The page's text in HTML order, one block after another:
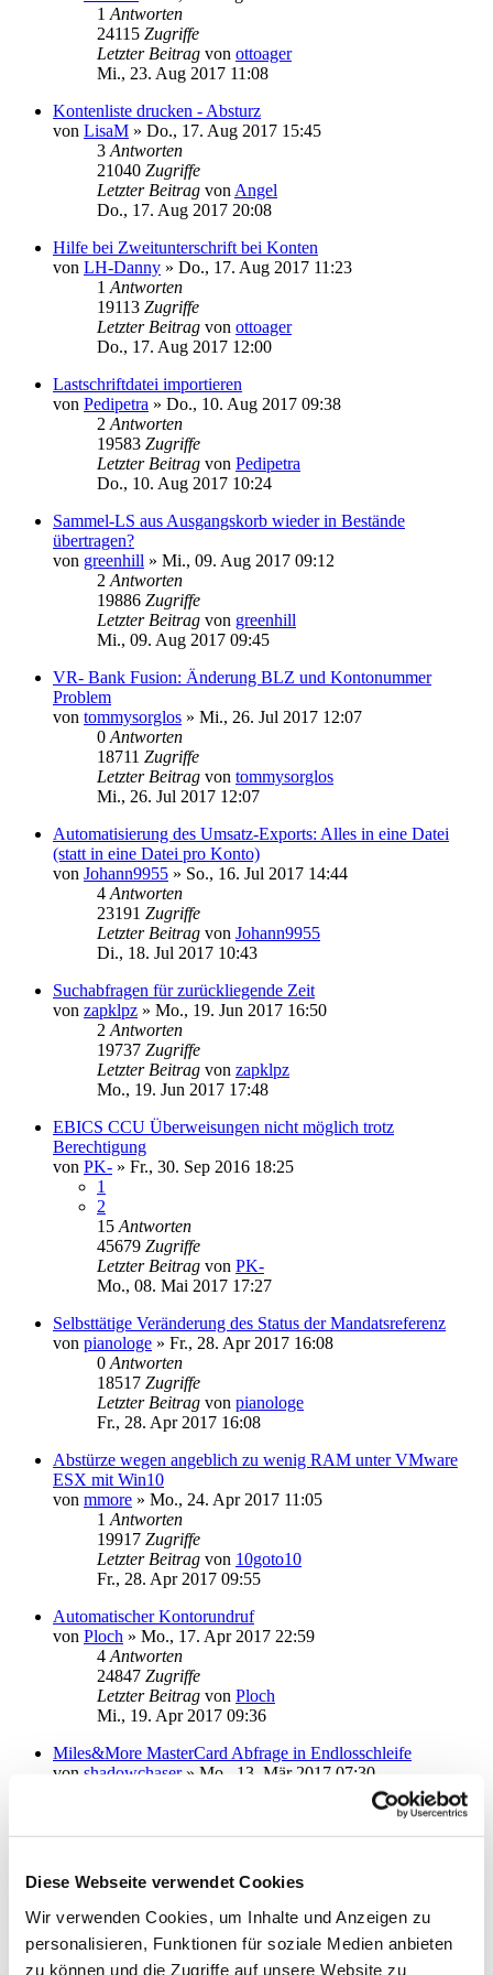
Diese Webseite verwendet Cookies
Wir verwenden Cookies, um Inhalte und Anzeigen zu
personalisieren, Funktionen für soziale Medien anbieten
zu können und die Zugriffe auf unsere Website zu
1 Antworten
24115 Zugriffe
Letzter Beitrag von ottoager
Mi., 23. Aug 2017 11:08
Kontenliste drucken - Absturz
von LisaM » Do., 17. Aug 2017 15:45
3 Antworten
21040 Zugriffe
Letzter Beitrag von Angel
Do., 17. Aug 2017 20:08
Hilfe bei Zweitunterschrift bei Konten
von LH-Danny » Do., 17. Aug 2017 11:23
1 Antworten
19113 Zugriffe
Letzter Beitrag von ottoager
Do., 17. Aug 2017 12:00
Lastschriftdatei importieren
von Pedipetra » Do., 10. Aug 2017 09:38
2 Antworten
19583 Zugriffe
Letzter Beitrag von Pedipetra
Do., 10. Aug 2017 10:24
Sammel-LS aus Ausgangskorb wieder in Bestände
übertragen?
von greenhill » Mi., 09. Aug 2017 09:12
2 Antworten
19886 Zugriffe
Letzter Beitrag von greenhill
Mi., 09. Aug 2017 09:45
VR- Bank Fusion: Änderung BLZ und Kontonummer
Problem
von tommysorglos » Mi., 26. Jul 2017 12:07
0 Antworten
18711 Zugriffe
Letzter Beitrag von tommysorglos
Mi., 26. Jul 2017 12:07
Automatisierung des Umsatz-Exports: Alles in eine Datei
(statt in eine Datei pro Konto)
von Johann9955 » So., 16. Jul 2017 14:44
4 Antworten
23191 Zugriffe
Letzter Beitrag von Johann9955
Di., 18. Jul 2017 10:43
Suchabfragen für zurückliegende Zeit
von zapklpz » Mo., 19. Jun 2017 16:50
2 Antworten
19737 Zugriffe
Letzter Beitrag von zapklpz
Mo., 19. Jun 2017 17:48
EBICS CCU Überweisungen nicht möglich trotz
Berechtigung
von PK- » Fr., 30. Sep 2016 18:25
1
2
15 Antworten
45679 Zugriffe
Letzter Beitrag von PK-
Mo., 08. Mai 2017 17:27
Selbsttätige Veränderung des Status der Mandatsreferenz
von pianologe » Fr., 28. Apr 2017 16:08
0 Antworten
18517 Zugriffe
Letzter Beitrag von pianologe
Fr., 28. Apr 2017 16:08
Abstürze wegen angeblich zu wenig RAM unter VMware
ESX mit Win10
von mmore » Mo., 24. Apr 2017 11:05
1 Antworten
19917 Zugriffe
Letzter Beitrag von 10goto10
Fr., 28. Apr 2017 09:55
Automatischer Kontorundruf
von Ploch » Mo., 17. Apr 2017 22:59
4 Antworten
24847 Zugriffe
Letzter Beitrag von Ploch
Mi., 19. Apr 2017 09:36
Miles&More MasterCard Abfrage in Endlosschleife
von shadowchaser» Mo., 13. Mär 2017 07:30
Letzter Beitragvonaudiolet
Lastschrift Auftrag pausieren
bb-smb »Do., 09. Mär 2017 12:21
2Antworten
19541Zugriffe
Letzter Beitragvonbb-smb